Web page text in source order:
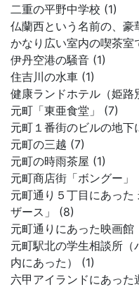
二重の平野中学校 (1)
仏蘭西という名前の、
かなり広い室内の喫茶室
伊丹空港の騒音 (1)
住吉川の水車 (1)
健康ランドホテル（姫路
元町「東亜食堂」 (7)
元町１番街のビルの地
元町の三越 (7)
元町の時雨茶屋 (1)
元町商店街「ボングー」
元町通り５丁目にあっ
ザース」 (8)
元町通りにあった映画館
元町駅北の学生相談所
内にあった） (1)
六甲アイランドにあった